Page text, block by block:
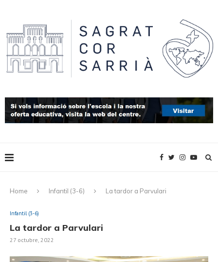
Home Infantil (3-6) La tardor a Parvulari
Infantil (3-6)
La tardor a Parvulari
27 octubre, 2022